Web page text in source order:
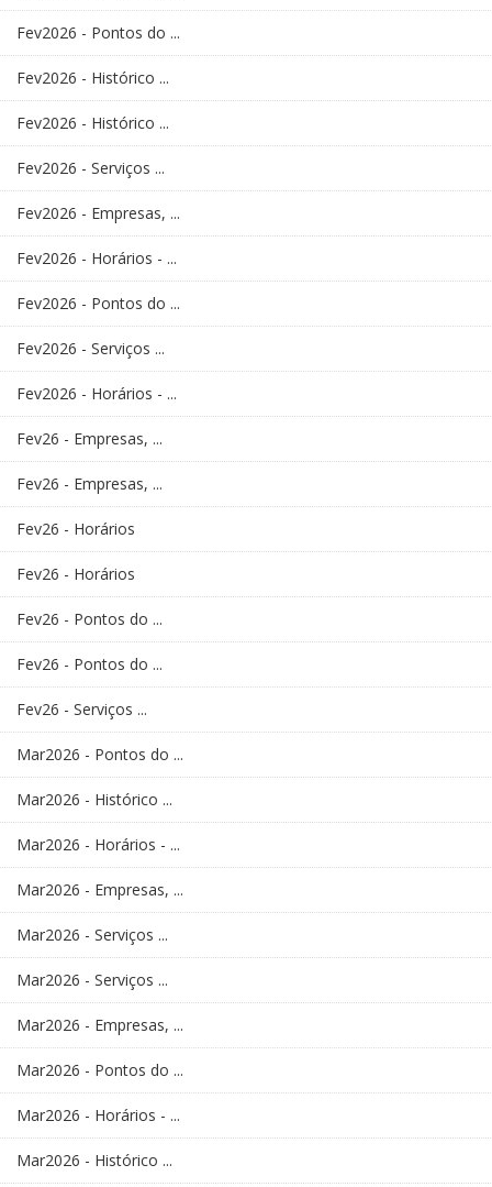
Fev2026 - Pontos do ...
Fev2026 - Histórico ...
Fev2026 - Histórico ...
Fev2026 - Serviços ...
Fev2026 - Empresas, ...
Fev2026 - Horários - ...
Fev2026 - Pontos do ...
Fev2026 - Serviços ...
Fev2026 - Horários - ...
Fev26 - Empresas, ...
Fev26 - Empresas, ...
Fev26 - Horários
Fev26 - Horários
Fev26 - Pontos do ...
Fev26 - Pontos do ...
Fev26 - Serviços ...
Mar2026 - Pontos do ...
Mar2026 - Histórico ...
Mar2026 - Horários - ...
Mar2026 - Empresas, ...
Mar2026 - Serviços ...
Mar2026 - Serviços ...
Mar2026 - Empresas, ...
Mar2026 - Pontos do ...
Mar2026 - Horários - ...
Mar2026 - Histórico ...